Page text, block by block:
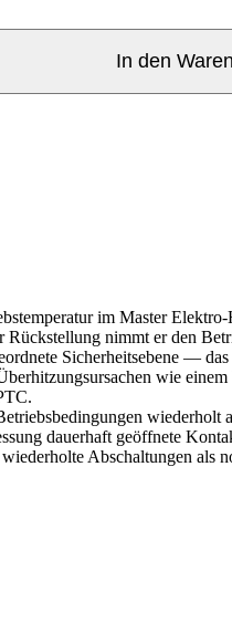
In den
im Master
nimmt er den
Sicherheitsebene —
wie
dauerhaft geöffnete
Abschaltungen